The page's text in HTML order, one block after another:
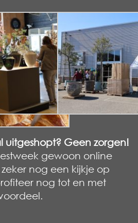
uitgeshopt? Geen zorgen!
gewoon online
nog een kijkje op
nog tot en met